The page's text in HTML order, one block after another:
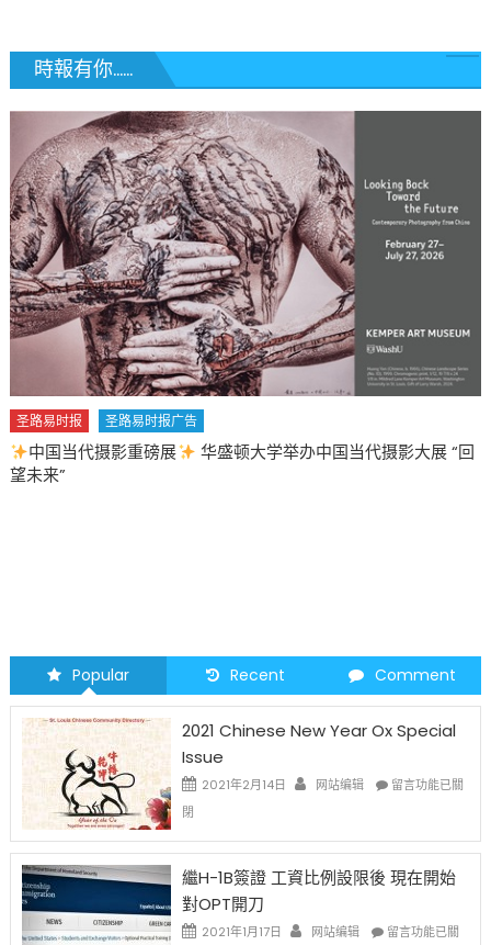
時報有你......
圣路易时报 圣路易时报广告
中国当代摄影重磅展
华盛顿大学举办中国当代摄影大展 “回
望未来”
Popular Recent Comment
2021 Chinese New Year Ox Special
Issue
2021年2月14日 网站编辑
在
New
Ox
Issue〉
留言功能已關
閉
繼H-1B簽證 工資比例設限後 現在開始
對OPT開刀
2021年1月17日 网站编辑
在
留言功能已關